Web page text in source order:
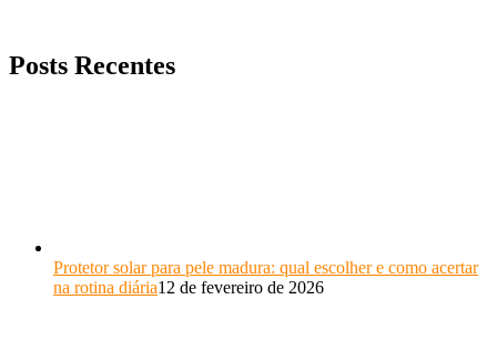
Posts Recentes
Protetor solar para pele madura: qual escolher e como acertar
na rotina diária12 de fevereiro de 2026